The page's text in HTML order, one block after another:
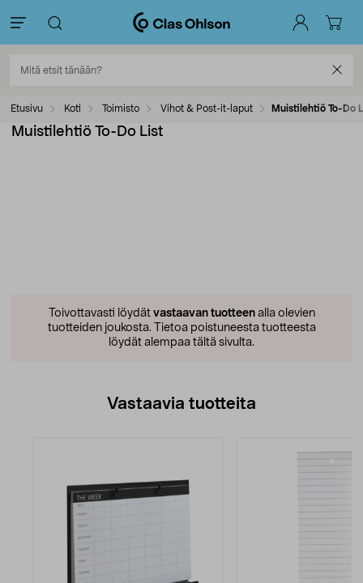
Etusivu Koti Toimisto Vihot & Post-it-laput Muistilehtiö To-Do
Muistilehtiö To-Do List
Toivottavasti löydät vastaavan tuotteenalla olevien
tuotteiden joukosta. Tietoa poistuneesta tuotteesta
löydät alempaa tältä sivulta.
Vastaavia tuotteita